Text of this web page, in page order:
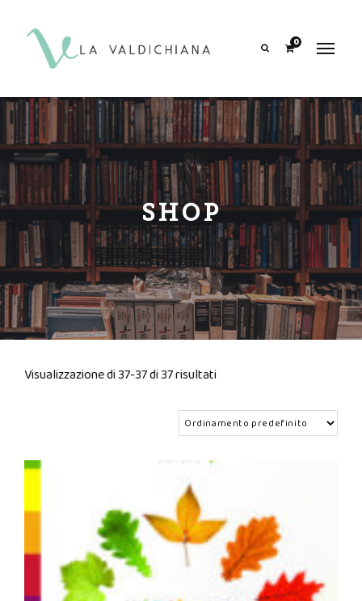
0
SHOP
Visualizzazione di 37-37 di 37 risultati